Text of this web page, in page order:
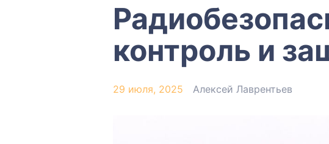
контроль и
29 июля, 2025 Алексей Лаврентьев